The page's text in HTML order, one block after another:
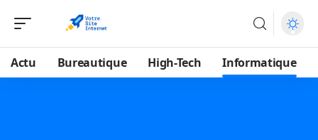
Actu Bureautique High-Tech Informatique